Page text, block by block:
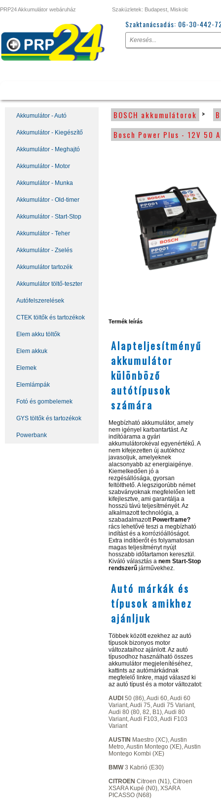
PRP24 Akkumulátor webáruház Szaküzletek: Budapest, Miskolc
Szaktanácsadás: 06-30-442-
Akkumulátor - Autó
Akkumulátor - Kiegészítő
Akkumulátor - Meghajtó
Akkumulátor - Motor
Akkumulátor - Munka
Akkumulátor - Old-timer
Akkumulátor - Start-Stop
Akkumulátor - Teher
Akkumulátor - Zselés
Akkumulátor tartozék
Akkumulátor töltő-teszter
Autófelszerelések
CTEK töltők és tartozékok
Elem akku töltők
Elem akkuk
Elemek
Elemlámpák
Fotó és gombelemek
GYS töltők és tartozékok
Powerbank
BOSCH akkumulátorok >
Bosch Power Plus - 12V 50
Termék leírás
Alapteljesítményű
akkumulátor
különböző
autótípusok
számára
Megbízható akkumulátor, amely
nem igényel karbantartást. Az
indítóárama a gyári
akkumulátorokéval egyenértékű. A
nem kifejezetten új autókhoz
javasoljuk, amelyeknek
alacsonyabb az energiaigénye.
Kiemelkedően jó a
rezgésállósága, gyorsan
feltölthető. A legszigorúbb német
szabványoknak megfelelően lett
kifejlesztve, ami garantálja a
hosszú távú teljesítményét. Az
alkalmazott technológia, a
szabadalmazott Powerframe?
rács lehetővé teszi a megbízható
indítást és a korrózióállóságot.
Extra indítóerőt és folyamatosan
magas teljesítményt nyújt
hosszabb időtartamon keresztül.
Kiváló választás a nem Start-Stop
rendszerű járművekhez.
Autó márkák és
típusok amikhez
ajánljuk
Többek között ezekhez az autó
típusok bizonyos motor
változataihoz ajánlott. Az autó
típusodhoz használható összes
akkumulátor megjelenítéséhez,
kattints az autómárkádnak
megfelelő linkre, majd válaszd ki
az autó típust és a motor változatot:
AUDI 50 (86), Audi 60, Audi 60
Variant, Audi 75, Audi 75 Variant,
Audi 80 (80, 82, B1), Audi 80
Variant, Audi F103, Audi F103
Variant
AUSTIN Maestro (XC), Austin
Metro, Austin Montego (XE), Austin
Montego Kombi (XE)
BMW3 Kabrió (E30)
CITROEN Citroen (N1), Citroen
XSARA Kupé (N0), XSARA
PICASSO (N68)